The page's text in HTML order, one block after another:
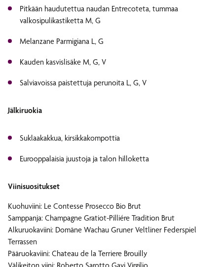
Pitkään haudutettua naudan Entrecoteta, tummaa
valkosipulikastiketta M, G
Melanzane Parmigiana L, G
Kauden kasvislisäke M, G, V
Salviavoissa paistettuja perunoita L, G, V
Jälkiruokia
Suklaakakkua, kirsikkakompottia
Eurooppalaisia juustoja ja talon hilloketta
Viinisuositukset
Kuohuviini: Le Contesse Prosecco Bio Brut
Samppanja: Champagne Gratiot-Pilliére Tradition Brut
Alkuruokaviini: Domäne Wachau Gruner Veltliner Federspiel
Terrassen
Pääruokaviini: Chateau de la Terriere Brouilly